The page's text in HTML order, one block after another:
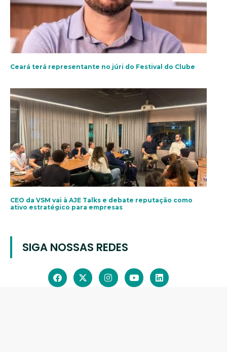
Ceará terá representante no júri do Festival do Clube
CEO da VSM vai à AJE Talks e debate reputação como
ativo estratégico para empresas
SIGA NOSSAS REDES